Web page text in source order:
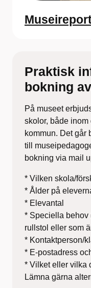
Praktisk
bokning
På museet
skolor, både
kommun. Det går
till
bokning via mail
* Vilken skola/
* Ålder på
* Elevantal
* Speciella behov
rullstol eller som
* Kontaktperson/
* E-postadress
* Vilket eller vilka
Lämna gärna